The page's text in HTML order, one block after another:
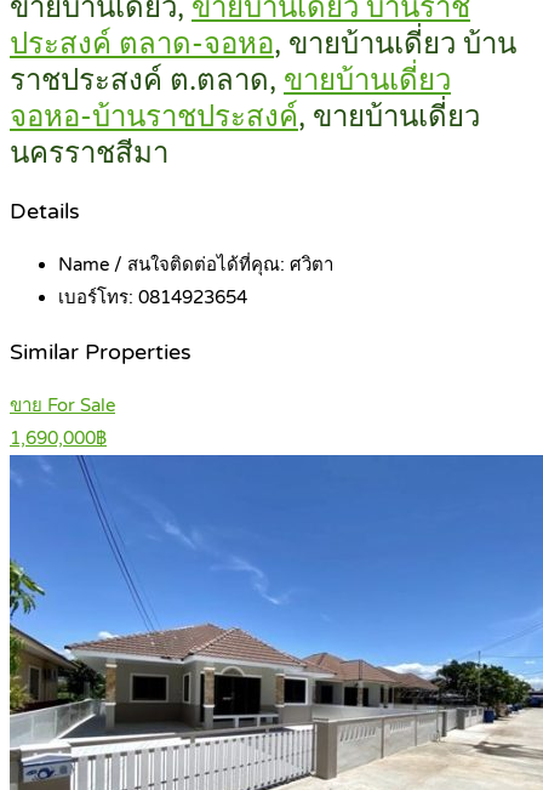
ขายบ้านเดี่ยว, ขายบ้านเดี่ยว บ้านราช
ประสงค์ ตลาด-จอหอ, ขายบ้านเดี่ยว บ้าน
ราชประสงค์ ต.ตลาด, ขายบ้านเดี่ยว
จอหอ-บ้านราชประสงค์, ขายบ้านเดี่ยว
นครราชสีมา
Details
Name / สนใจติดต่อได้ที่คุณ: ศวิตา
เบอร์โทร: 0814923654
Similar Properties
ขาย For Sale
1,690,000฿